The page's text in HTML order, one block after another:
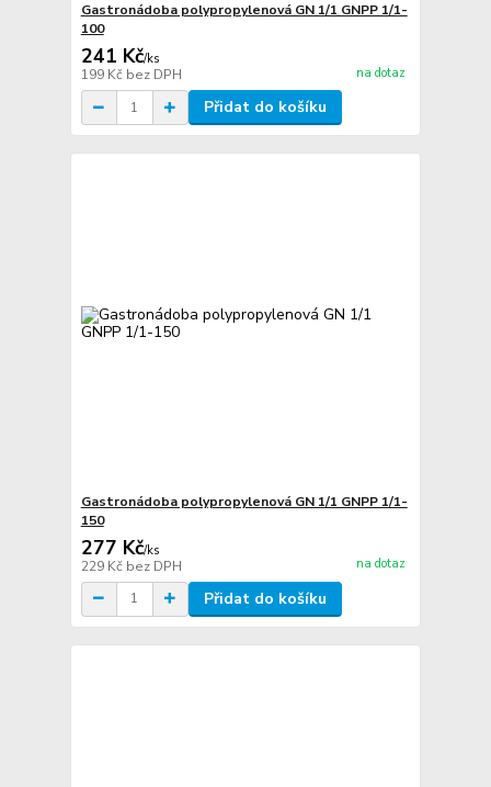
Gastronádoba polypropylenová GN 1/1 GNPP 1/1-
100
241 Kč/ks
199 Kč bez DPH na dotaz
Přidat do košíku
Gastronádoba polypropylenová GN 1/1 GNPP 1/1-
150
277 Kč/ks
229 Kč bez DPH na dotaz
Přidat do košíku